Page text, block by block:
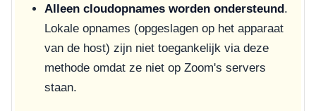
Alleen cloudopnames worden ondersteund.
Lokale opnames (opgeslagen op het apparaat
van de host) zijn niet toegankelijk via deze
methode omdat ze niet op Zoom's servers
staan.